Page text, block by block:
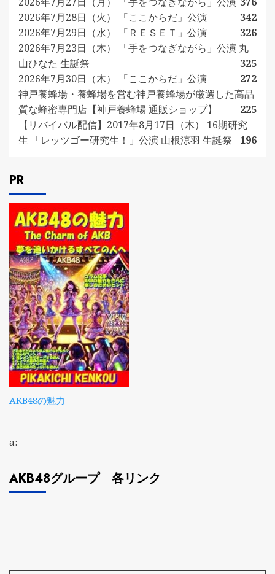
2026年7月28日（火） 「ここからだ」公演
342
2026年7月29日（水） 「ＲＥＳＥＴ」公演
326
2026年7月23日（木） 「手をつなぎながら」公演 丸
山ひなた 生誕祭
325
2026年7月30日（木） 「ここからだ」公演
272
神戸養蜂場・養蜂場を営む神戸養蜂場が厳選した高品
質な蜂蜜専門店【神戸養蜂場 通販ショップ】
225
【リバイバル配信】2017年8月17日（木） 16期研究
生 「レッツゴー研究生！」公演 山根涼羽 生誕祭
196
PR
AKB48の魅力
a:
AKB48グループ 各リンク